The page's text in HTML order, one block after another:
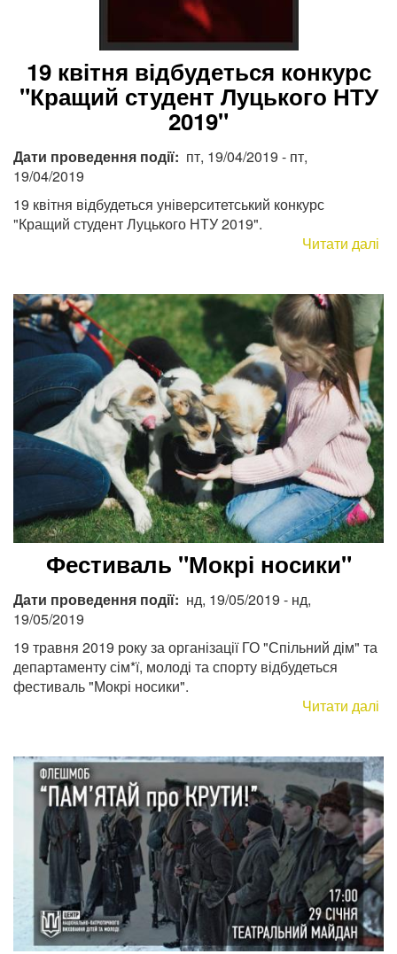
19 квітня відбудеться конкурс
"Кращий студент Луцького НТУ
2019"
Дати проведення події пт, 19/04/2019 - пт,
19/04/2019
19 квітня відбудеться університетський конкурс
"Кращий студент Луцького НТУ 2019".
Читати далі
Фестиваль "Мокрі носики"
Дати проведення події нд, 19/05/2019 - нд,
19/05/2019
19 травня 2019 року за організації ГО "Спільний дім" та
департаменту сім*ї, молоді та спорту відбудеться
фестиваль "Мокрі носики".
Читати далі